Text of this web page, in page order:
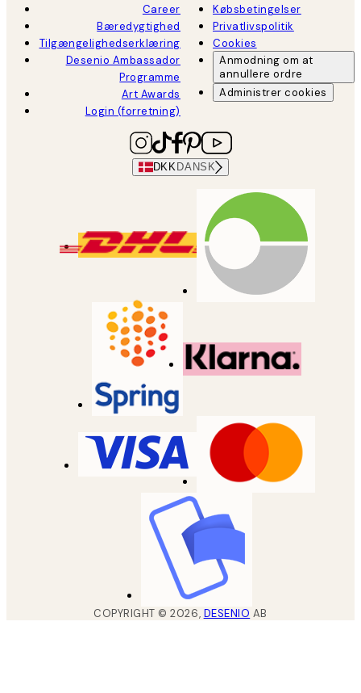
Career
Bæredygtighed
Tilgængelighedserklæring
Desenio Ambassador
Programme
Art Awards
Login (forretning)
Købsbetingelser
Privatlivspolitik
Cookies
Anmodning om at
annullere ordre
Administrer cookies
DKK DANSK
COPYRIGHT ©2026, DESENIO AB